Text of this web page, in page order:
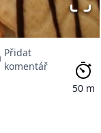
Přidat
komentář
50 m